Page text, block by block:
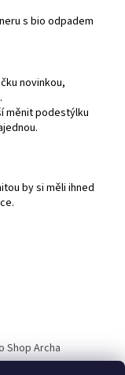
s bio odpadem
novinkou,
měnit podestýlku
by si měli ihned
Shop Archa